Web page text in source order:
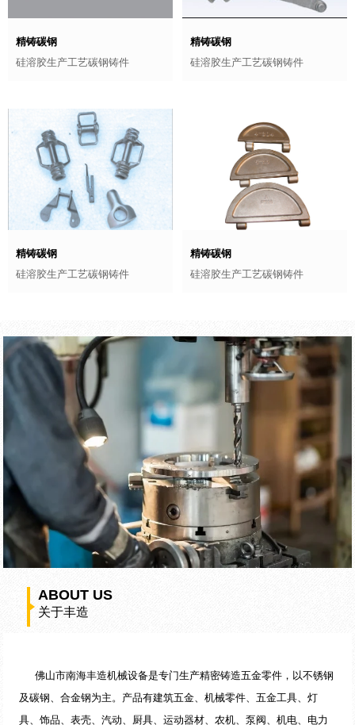
精铸碳钢
硅溶胶生产工艺碳钢铸件
精铸碳钢
硅溶胶生产工艺碳钢铸件
精铸碳钢
硅溶胶生产工艺碳钢铸件
精铸碳钢
硅溶胶生产工艺碳钢铸件
ABOUT US
关于丰造
佛山市南海丰造机械设备是专门生产精密铸造五金零件，以不锈钢
及碳钢、合金钢为主。产品有建筑五金、机械零件、五金工具、灯
具、饰品、表壳、汽动、厨具、运动器材、农机、泵阀、机电、电力